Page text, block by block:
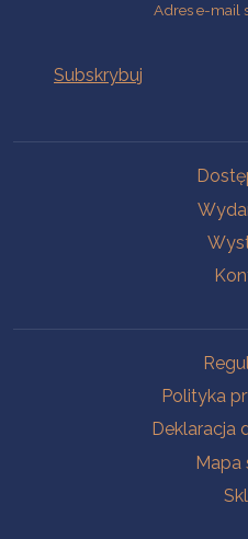
Adres e-mail
Polityka
Deklaracja
Mapa